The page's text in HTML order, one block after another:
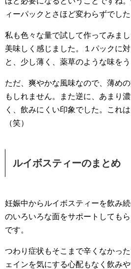
ィーパックとさほど変わらずでした
私も色々な量で試して作ってみま
美味しく感じました。１パックに
と、少し薄く、薬草のような味を
ただ、爽やかな風味なので、薄め
もしれません。また逆に、あまり
く、飲みにくい印象でした。これ
（笑）
ルイボスティーのまとめ
妊娠中からルイボスティーを飲み
のいろいろな面をサポートしても
です。
つわり症状もそこまで辛くなかっ
ェインを気にする心配もなく飲み